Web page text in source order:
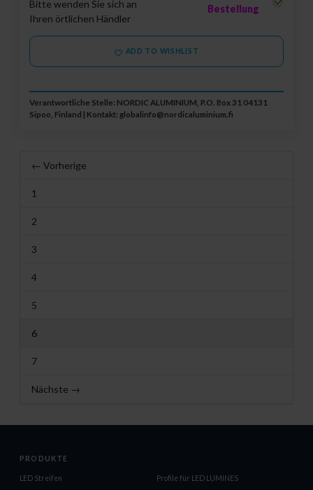
Bitte wenden Sie sich an
Ihren örtlichen Händler
Bestellung
ADD TO WISHLIST
Verantwortliche Stelle: NORDIC ALUMINIUM, P.O. Box 31 04131
Sipoo, Finland | Kontakt: globalinfo@nordicaluminium.fi
← Vorherige
1
2
3
4
5
6
7
Nächste →
PRODUKTE
LED Streifen Profile für LED LUMINES